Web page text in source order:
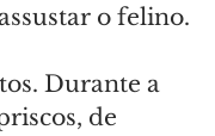
o felino.
Durante a
de